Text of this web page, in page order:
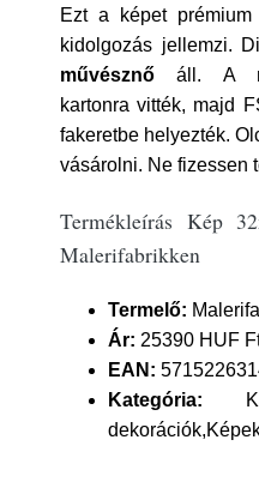
Ezt a képet
kidolgozás jellemzi.
művésznő áll. A
kartonra vitték, majd
fakeretbe helyezték.
vásárolni. Ne fizessen
Termékleírás Kép
Malerifabrikken
Termelő:
Ár: 25390 HUF
EAN:
Kategória: